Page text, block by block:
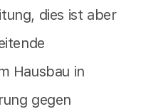
dies ist aber
Hausbau in
gegen